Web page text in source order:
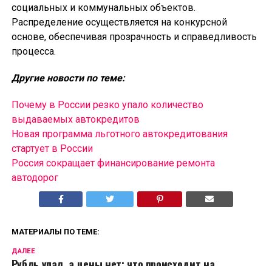
социальных и коммунальных объектов.
Распределение осуществляется на конкурсной
основе, обеспечивая прозрачность и справедливость
процесса.
Другие новости по теме:
Почему в России резко упало количество
выдаваемых автокредитов
Новая программа льготного автокредитования
стартует в России
Россия сокращает финансирование ремонта
автодорог
МАТЕРИАЛЫ ПО ТЕМЕ:
ДАЛЕЕ